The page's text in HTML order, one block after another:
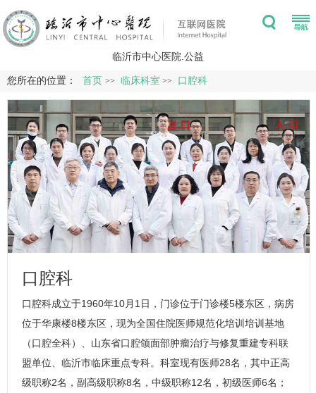
临沂市中心医院.公益
您所在的位置： 首页 >> 临床科室 >> 口腔科
口腔科
口腔科成立于1960年10月1日，门诊位于门诊楼5楼东区，病房
位于华康楼8楼东区，现为全国住院医师规范化培训培训基地
（口腔全科）、山东省口腔颌面部肿瘤治疗与修复重建专科联
盟单位、临沂市临床重点专科。科室现有医师28名，其中正高
级职称2名，副高级职称8名，中级职称12名，初级医师6名；